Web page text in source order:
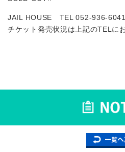
JAIL HOUSE TEL 052-936-6041
チケット発売状況は上記のTELに